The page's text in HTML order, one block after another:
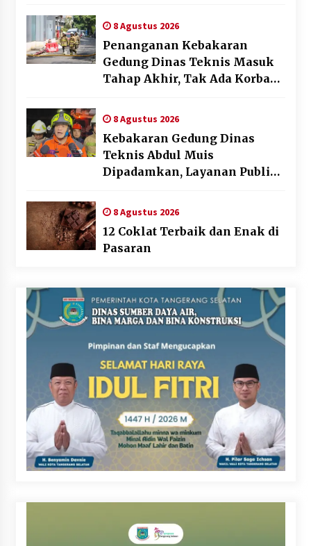
8 Agustus 2026
Penanganan Kebakaran
Gedung Dinas Teknis Masuk
Tahap Akhir, Tak Ada Korban
8 Agustus 2026
Kebakaran Gedung Dinas
Teknis Abdul Muis
Dipadamkan, Layanan Publik
8 Agustus 2026
12 Coklat Terbaik dan Enak di
Pasaran